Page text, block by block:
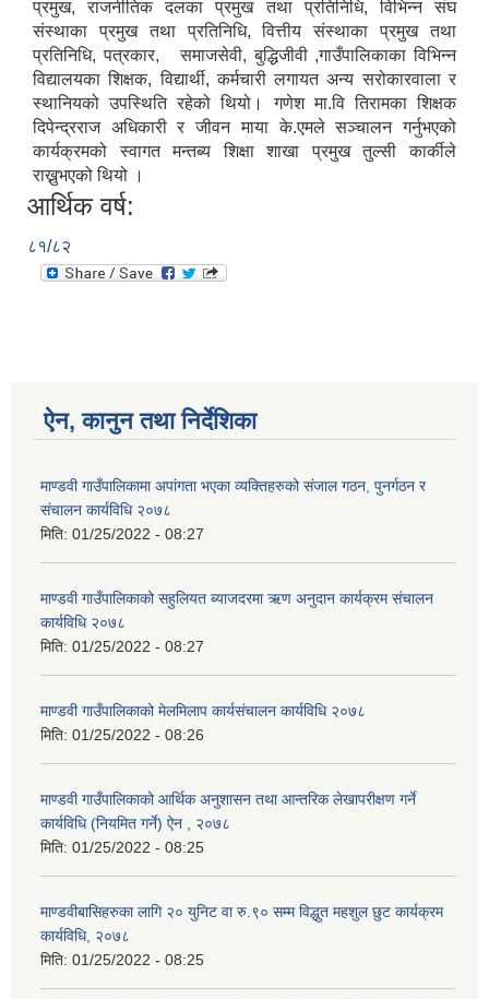
प्रमुख, राजनीतिक दलका प्रमुख तथा प्रतिनिधि, विभिन्न संघ
संस्थाका प्रमुख तथा प्रतिनिधि, वित्तीय संस्थाका प्रमुख तथा
प्रतिनिधि, पत्रकार, समाजसेवी, बुद्धिजीवी ,गाउँपालिकाका विभिन्न
विद्यालयका शिक्षक, विद्यार्थी, कर्मचारी लगायत अन्य सरोकारवाला र
स्थानियको उपस्थिति रहेको थियो। गणेश मा.वि तिरामका शिक्षक
दिपेन्द्रराज अधिकारी र जीवन माया के.एमले सञ्चालन गर्नुभएको
कार्यक्रमको स्वागत मन्तब्य शिक्षा शाखा प्रमुख तुल्सी कार्कीले
राख्नुभएको थियो ।
आर्थिक वर्ष:
८१/८२
ऐन, कानुन तथा निर्देशिका
माण्डवी गाउँपालिकामा अपांगता भएका व्यक्तिहरुको संजाल गठन, पुनर्गठन र
संचालन कार्यविधि २०७८
मिति: 01/25/2022 - 08:27
माण्डवी गाउँपालिकाको सहुलियत ब्याजदरमा ऋण अनुदान कार्यक्रम संचालन
कार्यविधि २०७८
मिति: 01/25/2022 - 08:27
माण्डवी गाउँपालिकाको मेलमिलाप कार्यसंचालन कार्यविधि २०७८
मिति: 01/25/2022 - 08:26
माण्डवी गाउँपालिकाको आर्थिक अनुशासन तथा आन्तरिक लेखापरीक्षण गर्ने
कार्यविधि (नियमित गर्ने) ऐन , २०७८
मिति: 01/25/2022 - 08:25
माण्डवीबासिहरुका लागि २० युनिट वा रु.९० सम्म विद्धुत महशुल छुट कार्यक्रम
कार्यविधि, २०७८
मिति: 01/25/2022 - 08:25